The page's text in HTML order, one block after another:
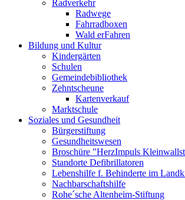
Radverkehr
Radwege
Fahrradboxen
Wald erFahren
Bildung und Kultur
Kindergärten
Schulen
Gemeindebibliothek
Zehntscheune
Kartenverkauf
Marktschule
Soziales und Gesundheit
Bürgerstiftung
Gesundheitswesen
Broschüre "HerzImpuls
Standorte Defibrillatoren
Lebenshilfe f. Behinderte im
Nachbarschaftshilfe
Rohe´sche Altenheim-Stiftung